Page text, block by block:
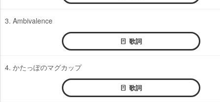
3. Ambivalence
歌詞
4. かたっぽのマグカップ
歌詞